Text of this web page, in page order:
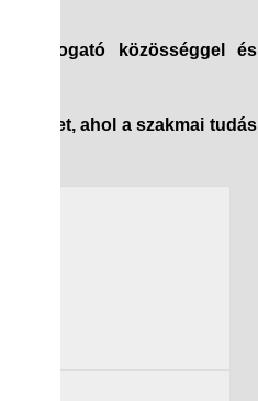
támogató közösséggel és
lehet, ahol a szakmai tudás